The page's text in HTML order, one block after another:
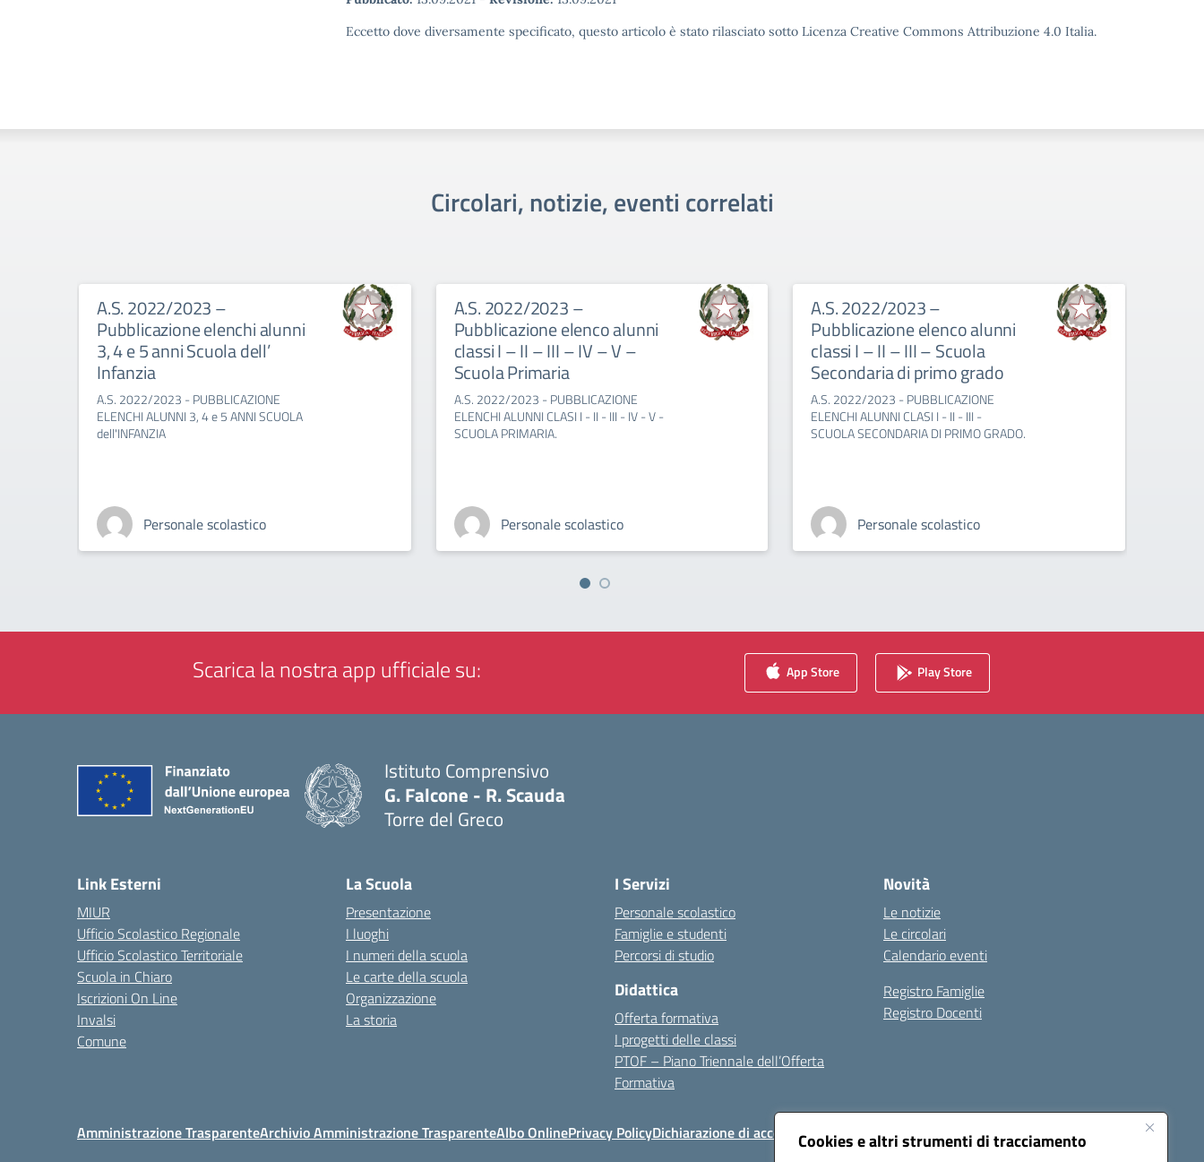
Cookies e altri strumenti di tracciamento
Eccetto dove diversamente specificato, questo articolo è stato rilasciato sotto Licenza Creative Commons Attribuzione 4.0 Italia.
Circolari, notizie, eventi correlati
A.S. 2022/2023 –
Pubblicazione elenchi alunni
3, 4 e 5 anni Scuola dell’
Infanzia
A.S. 2022/2023 - PUBBLICAZIONE
ELENCHI ALUNNI 3, 4 e 5 ANNI SCUOLA
dell'INFANZIA
Personale scolastico
A.S. 2022/2023 –
Pubblicazione elenco alunni
classi I – II – III – IV – V –
Scuola Primaria
A.S. 2022/2023 - PUBBLICAZIONE
ELENCHI ALUNNI CLASI I - II - III - IV - V -
SCUOLA PRIMARIA.
Personale scolastico
A.S. 2022/2023 –
Pubblicazione elenco alunni
classi I – II – III – Scuola
Secondaria di primo grado
A.S. 2022/2023 - PUBBLICAZIONE
ELENCHI ALUNNI CLASI I - II - III -
SCUOLA SECONDARIA DI PRIMO GRADO.
Personale scolastico
Scarica la nostra app ufficiale su: App Store Play Store
Istituto Comprensivo
G. Falcone - R. Scauda
Torre del Greco
Link Esterni
MIUR
Ufficio Scolastico Regionale
Ufficio Scolastico Territoriale
Scuola in Chiaro
Iscrizioni On Line
Invalsi
Comune
La Scuola
Presentazione
I luoghi
I numeri della scuola
Le carte della scuola
Organizzazione
La storia
I Servizi
Personale scolastico
Famiglie e studenti
Percorsi di studio
Didattica
Offerta formativa
I progetti delle classi
PTOF – Piano Triennale dell’Offerta
Formativa
Novità
Le notizie
Le circolari
Calendario eventi
Registro Famiglie
Registro Docenti
Amministrazione TrasparenteArchivio Amministrazione TrasparenteAlbo OnlinePrivacy PolicyDichiarazione di accessibilità Note legali